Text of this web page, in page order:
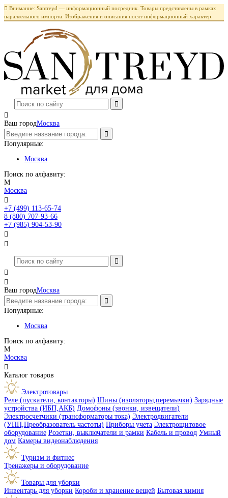
 Внимание: Santreyd — информационный посредник. Товары представлены в рамках
параллельного импорта. Изображения и описания носят информационный характер.

Ваш городМосква
Популярные:
Москва
Поиск по алфавиту:
М
Москва

+7 (499) 113-65-74
8 (800) 707-93-66
+7 (985) 904-53-90




Ваш городМосква
Популярные:
Москва
Поиск по алфавиту:
М
Москва

Каталог товаров
Электротовары
Реле (пускатели, контакторы) Шины (изоляторы,перемычки) Зарядные
устройства (ИБП,АКБ) Домофоны (звонки, извещатели)
Электросчетчики (трансформаторы тока) Электродвигатели
(УПП,Преобразователь частоты) Приборы учета Электрощитовое
оборудование Розетки, выключатели и рамки Кабель и провод Умный
дом Камеры видеонаблюдения
Туризм и фитнес
Тренажеры и оборудование
Товары для уборки
Инвентарь для уборки Короби и хранение вещей Бытовая химия